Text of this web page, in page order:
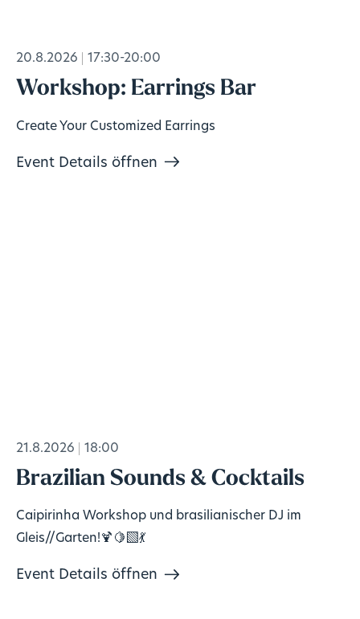
20.8.2026 17:30-20:00
Workshop: Earrings Bar
Create Your Customized Earrings
Event Details öffnen
21.8.2026 18:00
Brazilian Sounds & Cocktails
Caipirinha Workshop und brasilianischer DJ im
Gleis//Garten!🍹🍋‍🟩💃
Event Details öffnen